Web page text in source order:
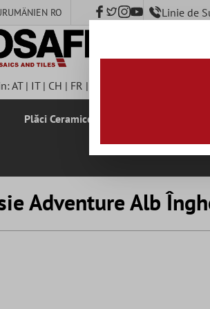
RUMÄNIEN RO Linie de
AT| IT| CH | FR |
Plăci Ceramice Pentru Pereti
Adventure Alb